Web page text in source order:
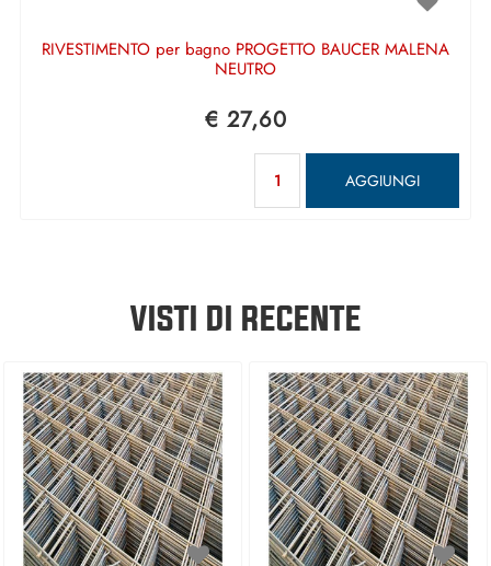
RIVESTIMENTO per bagno PROGETTO BAUCER MALENA
NEUTRO
€ 27,60
AGGIUNGI
VISTI DI RECENTE